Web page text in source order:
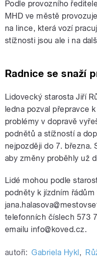
Podle provozního
MHD ve městě
na lince, která vozí
stížnosti jsou ale i na
Radnice se snaží
Lidovecký starosta Jiří
ledna pozval přepravce
problémy v dopravě
podnětů a stížností a
nejpozději do 7. března.
aby změny proběhly už
Lidé mohou podle
podněty k jízdním
telefonních číslech 573
emailu info@koved.cz.
autoři: Gabriela Hykl,